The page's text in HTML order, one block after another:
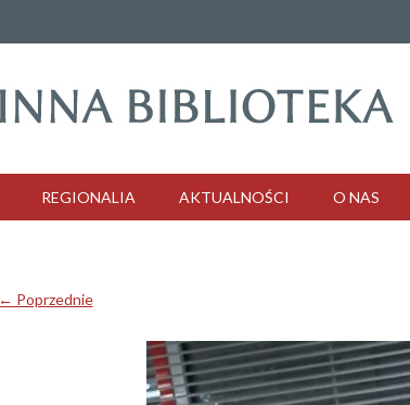
REGIONALIA AKTUALNOŚCI O NAS
← Poprzednie